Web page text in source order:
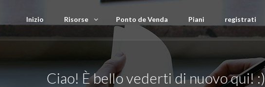
Inizio Risorse Ponto de Venda Piani registrati
Ciao! È bello vederti di nuovo qui! :)